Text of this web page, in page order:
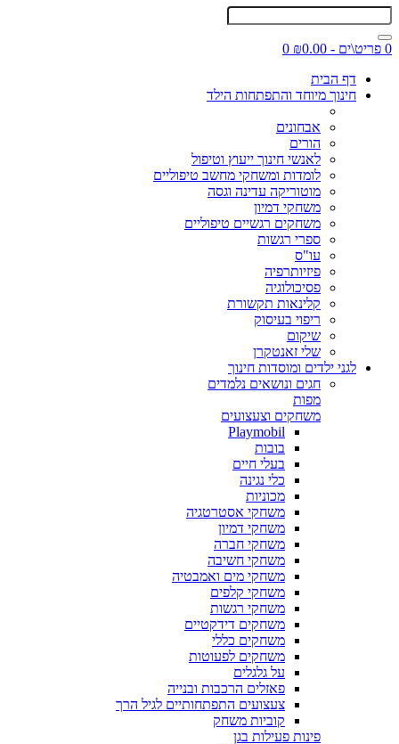
0 פריט\ים - ₪0.00
0
דף הבית
חינוך מיוחד והתפתחות הילד
אבחונים
הורים
לאנשי חינוך ייעוץ וטיפול
לומדות ומשחקי מחשב טיפוליים
מוטוריקה עדינה וגסה
משחקי דמיון
משחקים רגשיים טיפוליים
ספרי רגשות
עו"ס
פיזיותרפיה
פסיכולוגיה
קלינאות תקשורת
ריפוי בעיסוק
שיקום
שלי זאנטקרן
לגני ילדים ומוסדות חינוך
חגים ונושאים נלמדים
מפות
משחקים וצעצועים
Playmobil
בובות
בעלי חיים
כלי נגינה
מכוניות
משחקי אסטרטגיה
משחקי דמיון
משחקי חברה
משחקי חשיבה
משחקי מים ואמבטיה
משחקי קלפים
משחקי רגשות
משחקים דידקטיים
משחקים כללי
משחקים לפעוטות
על גלגלים
פאזלים הרכבות ובנייה
צעצועים התפתחותיים לגיל הרך
קוביות משחק
פינות פעילות בגן